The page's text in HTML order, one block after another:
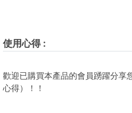
使用心得:
歡迎已購買本產品的會員踴躍分享
心得）！！